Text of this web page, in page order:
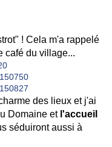
! Cela m'a rappelé
café du village...
des lieux et j'ai
Domaine et l'accueil
séduiront aussi à